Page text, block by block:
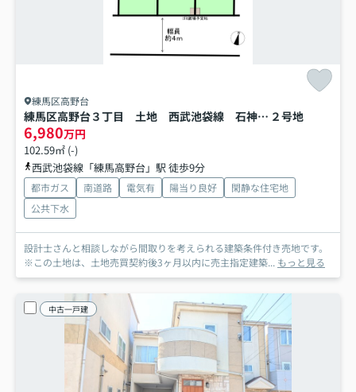
練馬区高野台
練馬区高野台３丁目 土地 西武池袋線 石神井公園 ２号地
6,980万円
102.59㎡ (-)
西武池袋線「練馬高野台」駅 徒歩9分
都市ガス 南道路 電気有 陽当り良好
閑静な住宅地
公共下水
設計士さんと相談しながら間取りを考えられる建築条件付き売地です。
※この土地は、土地売買契約後3ヶ月以内に売主指定建築... もっと見る
中古一戸建